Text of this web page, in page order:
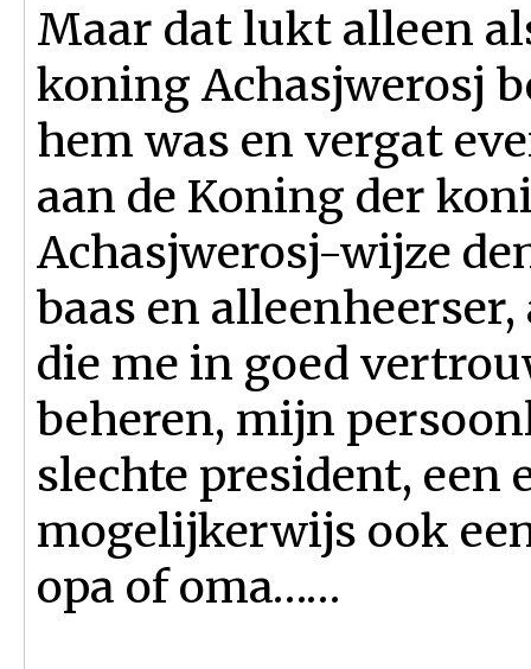
Maar dat lukt alleen
koning Achasjwerosj
hem was en vergat
aan de Koning der
Achasjwerosj-wijze
baas en
die me in goed
beheren, mijn
slechte president, een
mogelijkerwijs ook
opa of oma……